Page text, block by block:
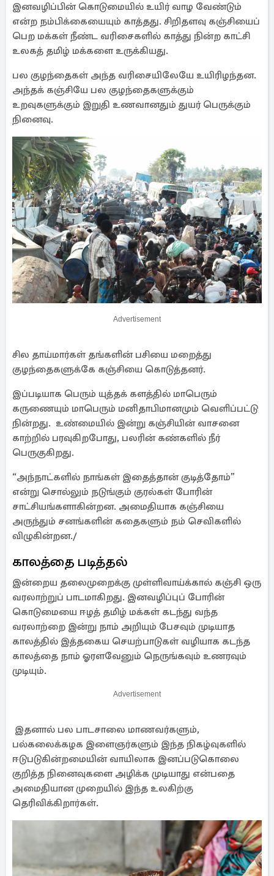
இனவழிப்பின் கொடுமையில் உயிர் வாழ வேண்டும்
என்ற நம்பிக்கையையும் காத்தது. சிறிதளவு கஞ்சியைப்
பெற மக்கள் நீண்ட வரிசைகளில் காத்து நின்ற காட்சி
உலகத் தமிழ் மக்களை உருக்கியது.
பல குழந்தைகள் அந்த வரிசையிலேயே உயிரிழந்தன.
அந்தக் கஞ்சியே பல குழந்தைகளுக்கும்
உறவுகளுக்கும் இறுதி உணவானதும் துயர் பெருக்கும்
நினைவு.
Advertisement
சில தாய்மார்கள் தங்களின் பசியை மறைத்து
குழந்தைகளுக்கே கஞ்சியை கொடுத்தனர்.
இப்படியாக பெரும் யுத்தக் களத்தில் மாபெரும்
கருணையும் மாபெரும் மனிதாபிமானமும் வெளிப்பட்டு
நின்றது. உண்மையில் இன்று கஞ்சியின் வாசனை
காற்றில் பரவுகிறபோது, பலரின் கண்களில் நீர்
பெருகுகிறது.
“அந்நாட்களில் நாங்கள் இதைத்தான் குடித்தோம்”
என்று சொல்லும் நடுங்கும் குரல்கள் போரின்
சாட்சியங்களாகின்றன. அமைதியாக கஞ்சியை
அருந்தும் சனங்களின் கதைகளும் நம் செவிகளில்
விழுகின்றன./
காலத்தை படித்தல்
இன்றைய தலைமுறைக்கு முள்ளிவாய்க்கால் கஞ்சி ஒரு
வரலாற்றுப் பாடமாகிறது. இனவழிப்புப் போரின்
கொடுமையை ஈழத் தமிழ் மக்கள் கடந்து வந்த
வரலாற்றை இன்று நாம் அறியும் பேசவும் முடியாத
காலத்தில் இத்தகைய செயற்பாடுகள் வழியாக கடந்த
காலத்தை நாம் ஓரளவேனும் நெருங்கவும் உணரவும்
முடியும்.
Advertisement
இதனால் பல பாடசாலை மாணவர்களும்,
பல்கலைக்கழக இளைஞர்களும் இந்த நிகழ்வுகளில்
ஈடுபடுகின்றமையின் வாயிலாக இனப்படுகொலை
குறித்த நினைவுகளை அழிக்க முடியாது என்பதை
அமைதியான முறையில் இந்த உலகிற்கு
தெரிவிக்கிறார்கள்.